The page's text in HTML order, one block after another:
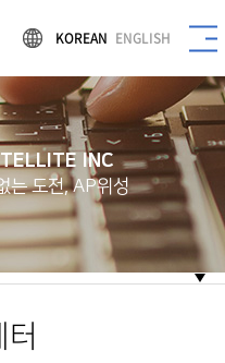
KOREAN ENGLISH
INC
는 도전, AP위성